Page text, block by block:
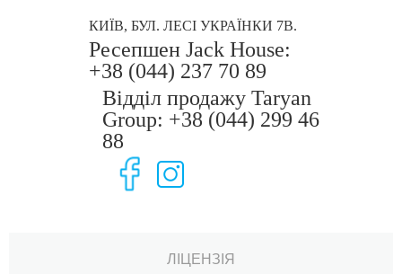
КИЇВ, БУЛ. ЛЕСІ УКРАЇНКИ 7В.
Ресепшен Jack House:
+38 (044) 237 70 89
Відділ продажу Taryan
Group: +38 (044) 299 46
88
ЛІЦЕНЗІЯ